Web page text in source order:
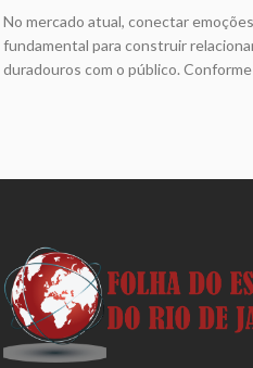
No mercado atual, conectar
fundamental para construir
duradouros com o público. Conforme